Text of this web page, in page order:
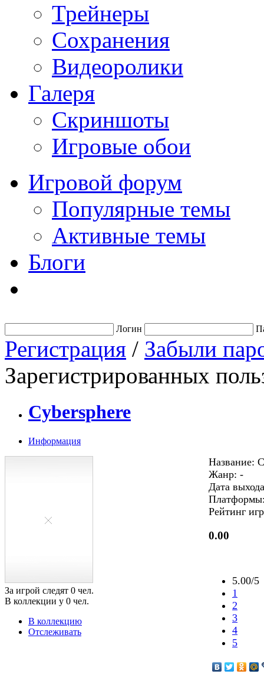
Трейнеры
Сохранения
Видеоролики
Галеря
Скриншоты
Игровые обои
Игровой форум
Популярные темы
Активные темы
Блоги
Логин
Регистрация / Забыли
Зарегистрированных
Cybersphere
Информация
За игрой следят 0 чел.
В коллекции у 0 чел.
В коллекцию
Отслеживать
Название:
Жанр: -
Дата
Рейтинг
0.00
5.00/5
1
2
3
4
5